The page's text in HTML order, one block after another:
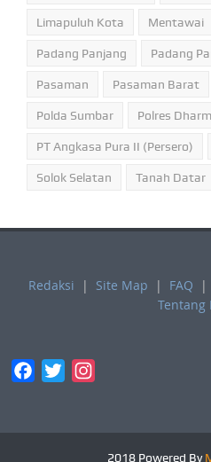
Limapuluh Kota Mentawai
Padang Panjang Padang
Pasaman Pasaman Barat
Polda Sumbar Polres
PT Angkasa Pura II (Persero)
Solok Selatan Tanah Datar
Redaksi | Site Map | FAQ |
Tentang
Facebook
Twitter
2018 Powered By